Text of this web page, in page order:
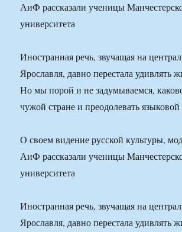
АиФ рассказали ученицы
университета
Иностранная речь, звучащая на
Ярославля, давно перестала удивлять
Но мы порой и не задумываемся,
чужой стране и преодолевать языковой
О своем видение русской культуры,
АиФ рассказали ученицы
университета
Иностранная речь, звучащая на
Ярославля, давно перестала удивлять